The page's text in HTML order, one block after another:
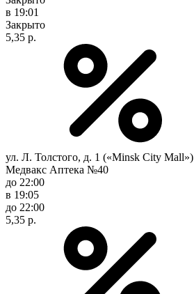
в 19:01
Закрыто
5,35 р.
ул. Л. Толстого, д. 1 («Minsk City Mall»)
Медвакс Аптека №40
до 22:00
в 19:05
до 22:00
5,35 р.